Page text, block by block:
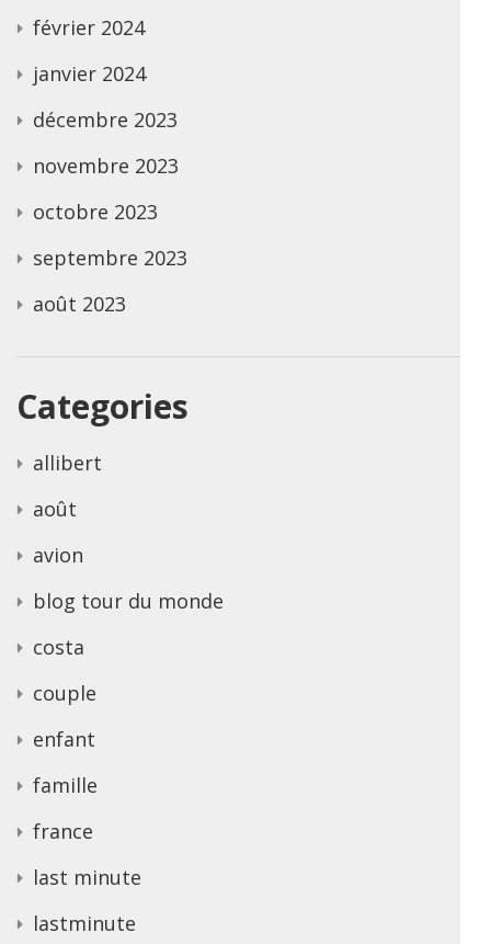
février 2024
janvier 2024
décembre 2023
novembre 2023
octobre 2023
septembre 2023
août 2023
Categories
allibert
août
avion
blog tour du monde
costa
couple
enfant
famille
france
last minute
lastminute